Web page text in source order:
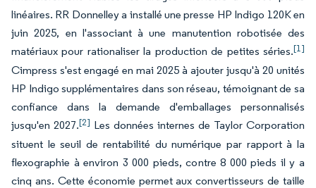
linéaires. RR Donnelley a installé une presse HP Indigo 120K en
juin 2025, en l'associant à une manutention robotisée des
matériaux pour rationaliser la production de petites séries.[1]
Cimpress s'est engagé en mai 2025 à ajouter jusqu'à 20 unités
HP Indigo supplémentaires dans son réseau, témoignant de sa
confiance dans la demande d'emballages personnalisés
jusqu'en 2027.[2] Les données internes de Taylor Corporation
situent le seuil de rentabilité du numérique par rapport à la
flexographie à environ 3 000 pieds, contre 8 000 pieds il y a
cinq ans. Cette économie permet aux convertisseurs de taille